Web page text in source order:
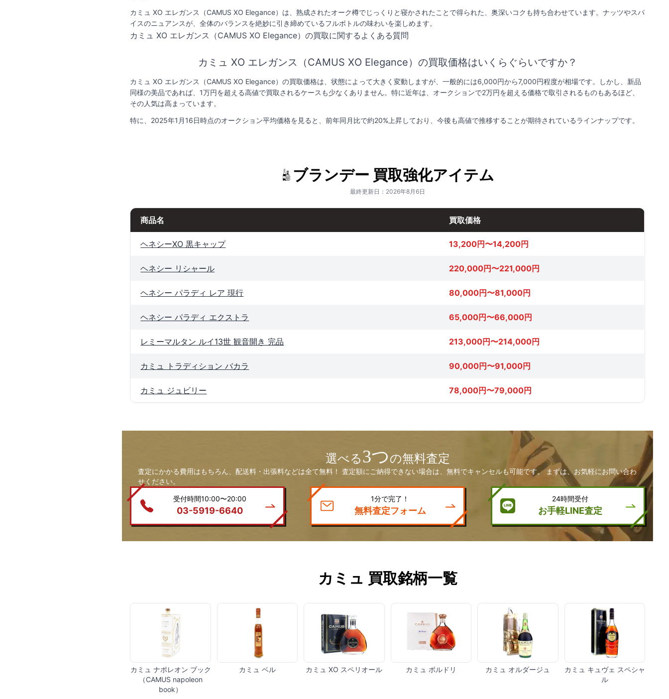
カミュ XO エレガンス（CAMUS XO Elegance）は、熟成されたオーク樽でじっくりと寝かされたことで得られた、奥深いコクも持ち合わせています。ナッツやスパ
イスのニュアンスが、全体のバランスを絶妙に引き締めているフルボトルの味わいを楽しめます。
カミュ XO エレガンス（CAMUS XO Elegance）の買取に関するよくある質問
カミュ XO エレガンス（CAMUS XO Elegance）の買取価格はいくらぐらいですか？
カミュ XO エレガンス（CAMUS XO Elegance）の買取価格は、状態によって大きく変動しますが、一般的には6,000円から7,000円程度が相場です。しかし、新品
同様の美品であれば、1万円を超える高値で買取されるケースも少なくありません。特に近年は、オークションで2万円を超える価格で取引されるものもあるほど、
その人気は高まっています。
特に、2025年1月16日時点のオークション平均価格を見ると、前年同月比で約20%上昇しており、今後も高値で推移することが期待されているラインナップです。
ブランデー 買取強化アイテム
最終更新日：2026年8月6日
商品名 買取価格
ヘネシーXO 黒キャップ 13,200円〜14,200円
ヘネシー リシャール 220,000円〜221,000円
ヘネシー パラディ レア 現行 80,000円〜81,000円
ヘネシー パラディ エクストラ 65,000円〜66,000円
レミーマルタン ルイ13世 観音開き 完品 213,000円〜214,000円
カミュ トラディション バカラ 90,000円〜91,000円
カミュ ジュビリー 78,000円〜79,000円
選べる3つの無料査定
査定にかかる費用はもちろん、配送料・出張料などは全て無料！ 査定額にご納得できない場合は、無料でキャンセルも可能です。 まずは、お気軽にお問い合わ
せください。
受付時間10:00〜20:00
03-5919-6640
1分で完了！
無料査定フォーム
24時間受付
お手軽LINE査定
カミュ 買取銘柄一覧
カミュ ナポレオン ブック
（CAMUS napoleon
book）
カミュ ベル カミュ XO スペリオール カミュ ボルドリ カミュ オルダージュ
カミュ キュヴェ スペシャ
ル